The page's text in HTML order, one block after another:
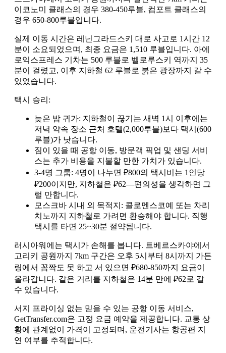
이코노미 클래스의 경우 380-450루블, 컴포트 클래스의
경우 650-800루블입니다.
실제 이동 시간은 레닌그라드스키 대로 사고로 1시간 12
분이 소요되었으며, 최종 요금은 1,510 루블입니다. 아에
로익스프레스 기차는 500 루블로 벨로루스키 역까지 35
분이 걸렸고, 이후 지하철 62 루블로 붉은 광장까지 갈 수
있었습니다.
택시 승리:
늦은 밤 귀가: 지하철이 끊기는 새벽 1시 이후에는
저녁 약속 장소 근처 호텔(2,000루블)보다 택시(600
루블)가 낫습니다.
짐이 있을 때 공항 이동, 방문객 픽업 및 샌딩 서비
스는 추가 비용을 지불할 만한 가치가 있습니다.
3-4명 그룹: 4명이 나누면 ₽800의 택시비는 1인당
₽200이지만, 지하철은 ₽62—편의성을 생각하면 그
럴 만합니다.
모스크바 시내 외 목적지: 콜로멘스코예 또는 차리
치노까지 지하철로 가려면 환승해야 합니다. 직행
택시를 타면 25~30분 절약됩니다.
러시아워에는 택시가 손해를 봅니다. 트베르스카야에서
고리키 공원까지 7km 구간은 오후 5시부터 8시까지 가든
링에서 꼼짝도 못 하고 서 있으면 ₽680-850까지 요금이
올라갑니다. 같은 거리를 지하철은 14분 만에 ₽62로 갈
수 있습니다.
서지 프라이싱 없는 믿을 수 있는 공항 이동 서비스,
GetTransfer.com은 고정 요금 예약을 제공합니다. 교통 상
황에 관계없이 가격이 고정되며, 운전기사는 항공편 지
연 여부를 추적합니다.